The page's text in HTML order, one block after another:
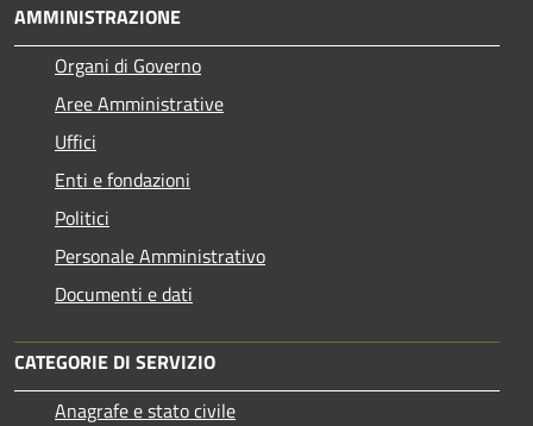
AMMINISTRAZIONE
Organi di Governo
Aree Amministrative
Uffici
Enti e fondazioni
Politici
Personale Amministrativo
Documenti e dati
CATEGORIE DI SERVIZIO
Anagrafe e stato civile